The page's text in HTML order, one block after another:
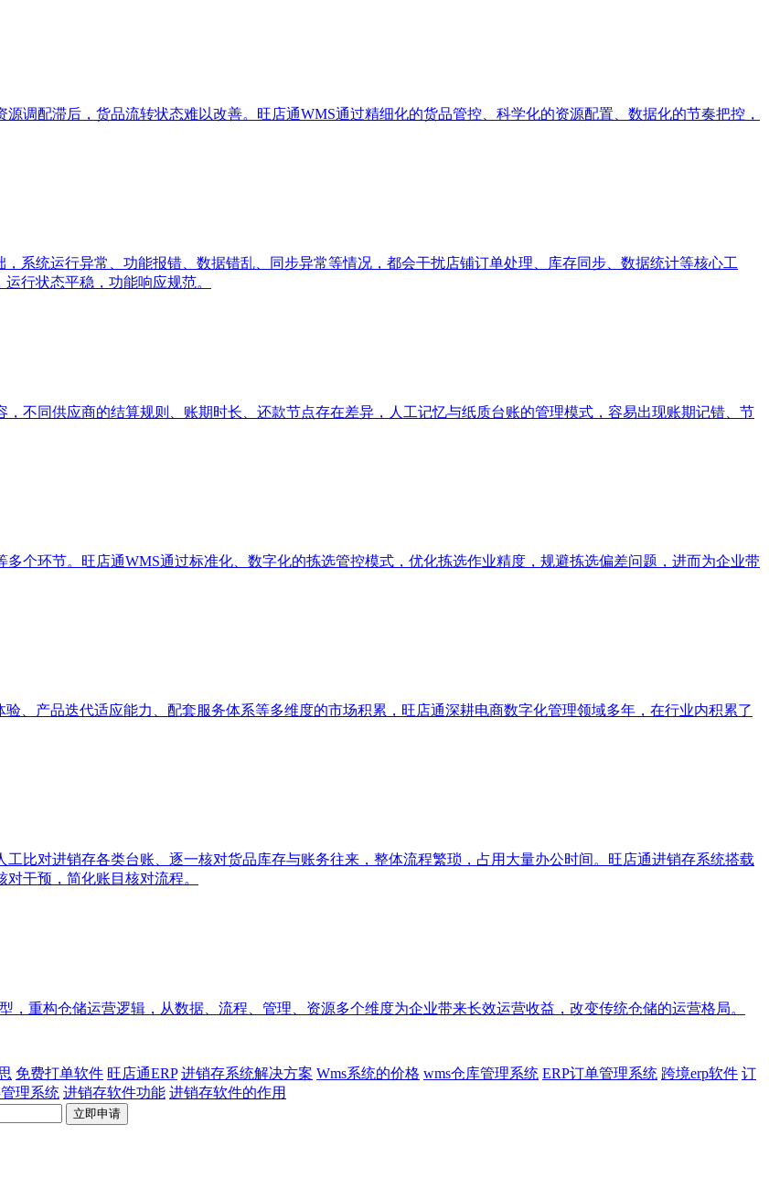
调配滞后，货品流转状态难以改善。旺店通WMS通过精细化的货品管控、科学化的资源配置、数据化的节奏把控，
系统运行异常、功能报错、数据错乱、同步异常等情况，都会干扰店铺订单处理、库存同步、数据统计等核心工
行状态平稳，功能响应规范。
不同供应商的结算规则、账期时长、还款节点存在差异，人工记忆与纸质台账的管理模式，容易出现账期记错、节
个环节。旺店通WMS通过标准化、数字化的拣选管控模式，优化拣选作业精度，规避拣选偏差问题，进而为企业带
、产品迭代适应能力、配套服务体系等多维度的市场积累，旺店通深耕电商数字化管理领域多年，在行业内积累了
比对进销存各类台账、逐一核对货品库存与账务往来，整体流程繁琐，占用大量办公时间。旺店通进销存系统搭载
干预，简化账目核对流程。
重构仓储运营逻辑，从数据、流程、管理、资源多个维度为企业带来长效运营收益，改变传统仓储的运营格局。
免费打单软件 旺店通ERP 进销存系统解决方案 Wms系统的价格 wms仓库管理系统 ERP订单管理系统 跨境erp软件 订
理系统 进销存软件功能 进销存软件的作用
立即申请